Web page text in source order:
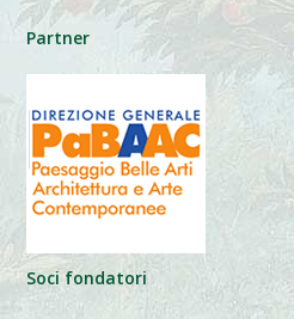
Partner
Soci fondatori